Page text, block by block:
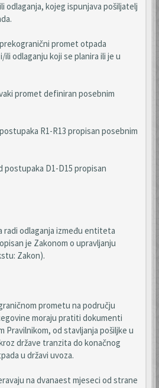
kojeg ispunjava pošiljatelj
promet otpada
odlaganju koji se planira ili je u
promet definiran posebnim
R1-R13 propisan posebnim
postupaka D1-D15 propisan
radi odlaganja između entiteta
je Zakonom o upravljanju
Zakon).
prometu na području
moraju pratiti dokumenti
Pravilnikom, od stavljanja pošiljke u
države tranzita do konačnog
u državi uvoza.
na dvanaest mjeseci od strane